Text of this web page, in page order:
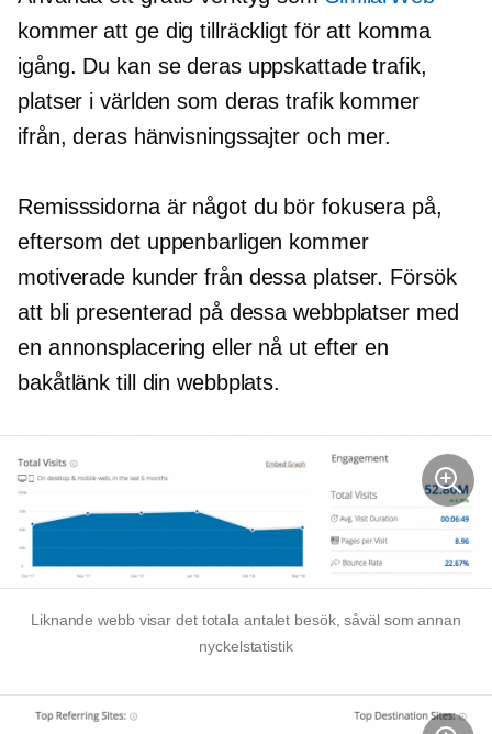
kommer att ge dig tillräckligt för att komma
igång. Du kan se deras uppskattade trafik,
platser i världen som deras trafik kommer
ifrån, deras hänvisningssajter och mer.
Remisssidorna är något du bör fokusera på,
eftersom det uppenbarligen kommer
motiverade kunder från dessa platser. Försök
att bli presenterad på dessa webbplatser med
en annonsplacering eller nå ut efter en
bakåtlänk till din webbplats.
Liknande webb visar det totala antalet besök, såväl som annan
nyckelstatistik